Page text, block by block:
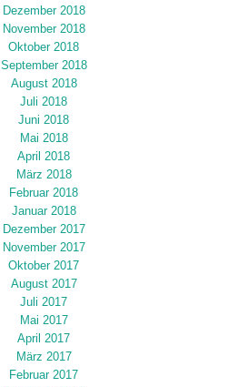
Dezember 2018
November 2018
Oktober 2018
September 2018
August 2018
Juli 2018
Juni 2018
Mai 2018
April 2018
März 2018
Februar 2018
Januar 2018
Dezember 2017
November 2017
Oktober 2017
August 2017
Juli 2017
Mai 2017
April 2017
März 2017
Februar 2017